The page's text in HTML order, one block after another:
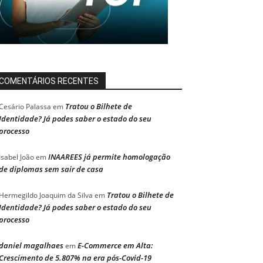
RECENTES
Palassa em Tratou o Bilhete de
Já podes saber o estado do seu
JoãoemINAAREES já permite homologação
diplomas sem sair de casa
Joaquim da Silva em Tratou o Bilhete de
Já podes saber o estado do seu
magalhaesemE-Commerce em Alta:
de 5.807% na era pós-Covid-19